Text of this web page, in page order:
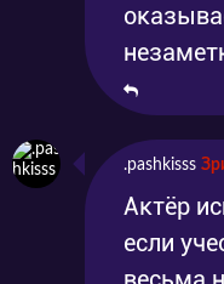
.pashkisss
Актёр
если